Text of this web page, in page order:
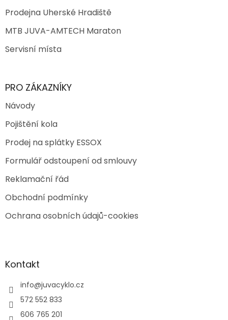
Prodejna Uherské Hradiště
MTB JUVA-AMTECH Maraton
Servisní místa
PRO ZÁKAZNÍKY
Návody
Pojištění kola
Prodej na splátky ESSOX
Formulář odstoupení od smlouvy
Reklamační řád
Obchodní podmínky
Ochrana osobních údajů-cookies
Kontakt
info@juvacyklo.cz
572 552 833
606 765 201